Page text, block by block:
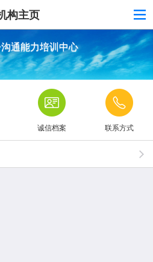
构主页
通能力培训中心
诚信档案 联系方式